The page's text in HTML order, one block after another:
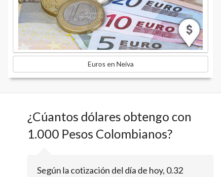
Euros en Neiva
¿Cúantos dólares obtengo con
1.000 Pesos Colombianos?
Según la cotización del día de hoy, 0.32